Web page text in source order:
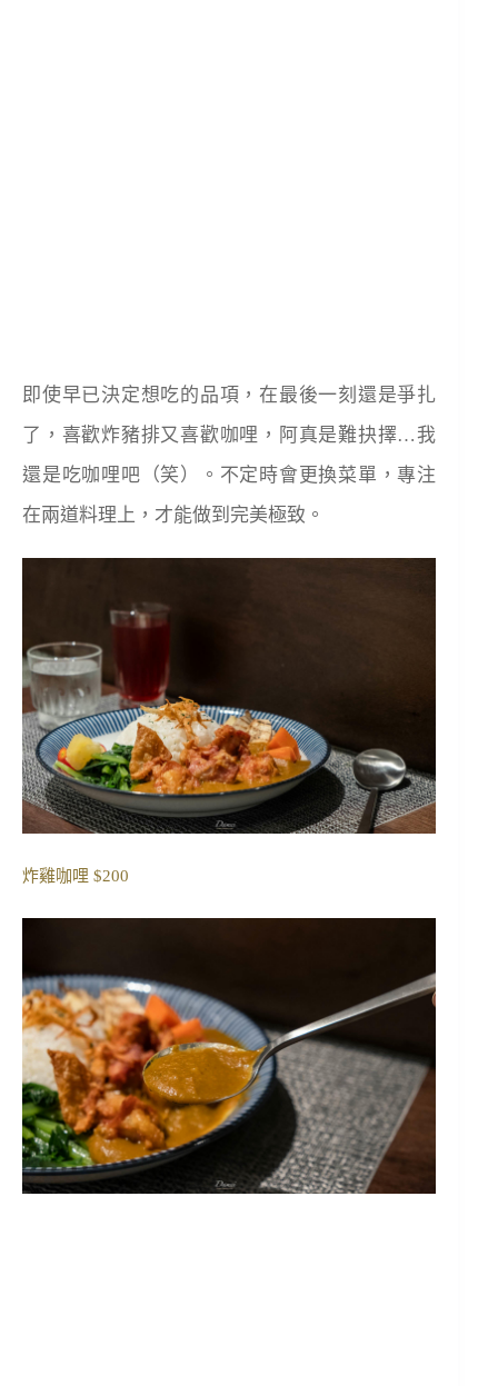
即使早已決定想吃的品項，在最後一刻還是爭扎
了，喜歡炸豬排又喜歡咖哩，阿真是難抉擇…我
還是吃咖哩吧（笑）。不定時會更換菜單，專注
在兩道料理上，才能做到完美極致。
炸雞咖哩 $200